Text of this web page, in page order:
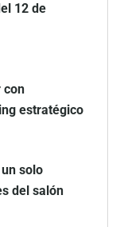
12 de
con
estratégico
un solo
del salón